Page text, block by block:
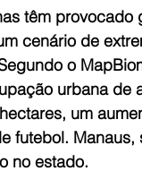
têm provocado
cenário de
o
urbana de
um
futebol.
no estado.